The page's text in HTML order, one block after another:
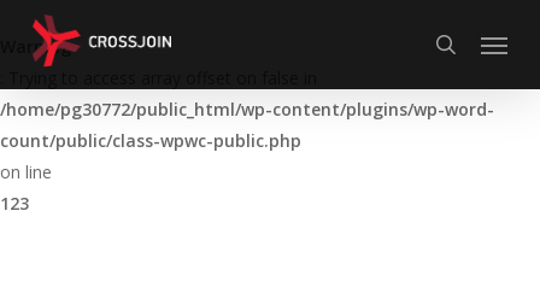
Warning
/home/pg30772/public_html/wp-content/plugins/wp-word-
count/public/class-wpwc-public.php
on line
123
content
search
Menu